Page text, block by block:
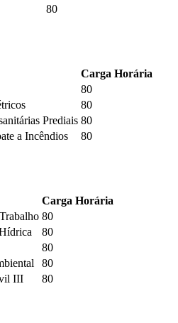
80
Carga Horária
80
80
Prediais 80
a Incêndios
80
Carga Horária
80
80
80
80
III
80